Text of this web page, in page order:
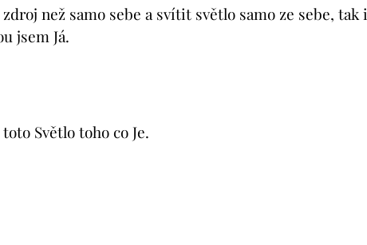
než samo sebe a svítit světlo samo ze sebe, tak i
jsem Já.
Světlo toho co Je.